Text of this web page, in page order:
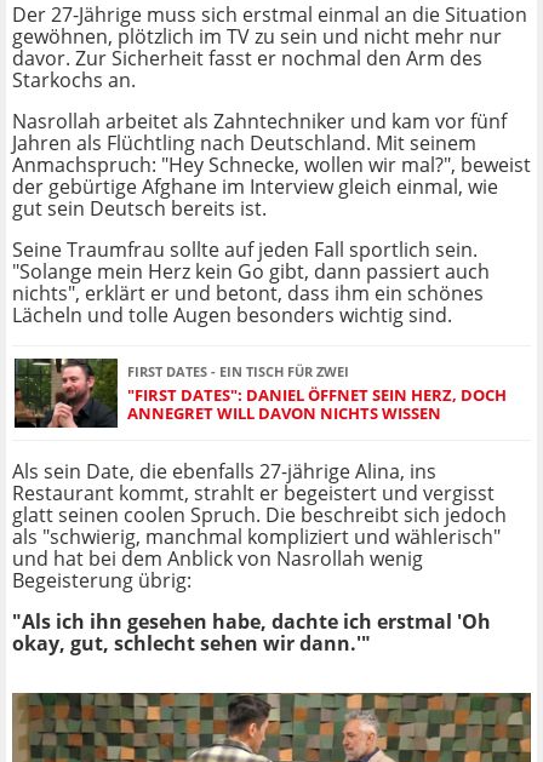
Der 27-Jährige muss sich erstmal einmal an die Situation
gewöhnen, plötzlich im TV zu sein und nicht mehr nur
davor. Zur Sicherheit fasst er nochmal den Arm des
Starkochs an.
Nasrollah arbeitet als Zahntechniker und kam vor fünf
Jahren als Flüchtling nach Deutschland. Mit seinem
Anmachspruch: "Hey Schnecke, wollen wir mal?", beweist
der gebürtige Afghane im Interview gleich einmal, wie
gut sein Deutsch bereits ist.
Seine Traumfrau sollte auf jeden Fall sportlich sein.
"Solange mein Herz kein Go gibt, dann passiert auch
nichts", erklärt er und betont, dass ihm ein schönes
Lächeln und tolle Augen besonders wichtig sind.
FIRST DATES - EIN TISCH FÜR ZWEI
"FIRST DATES": DANIEL ÖFFNET SEIN HERZ, DOCH
ANNEGRET WILL DAVON NICHTS WISSEN
Als sein Date, die ebenfalls 27-jährige Alina, ins
Restaurant kommt, strahlt er begeistert und vergisst
glatt seinen coolen Spruch. Die beschreibt sich jedoch
als "schwierig, manchmal kompliziert und wählerisch"
und hat bei dem Anblick von Nasrollah wenig
Begeisterung übrig:
"Als ich ihn gesehen habe, dachte ich erstmal 'Oh
okay, gut, schlecht sehen wir dann.'"